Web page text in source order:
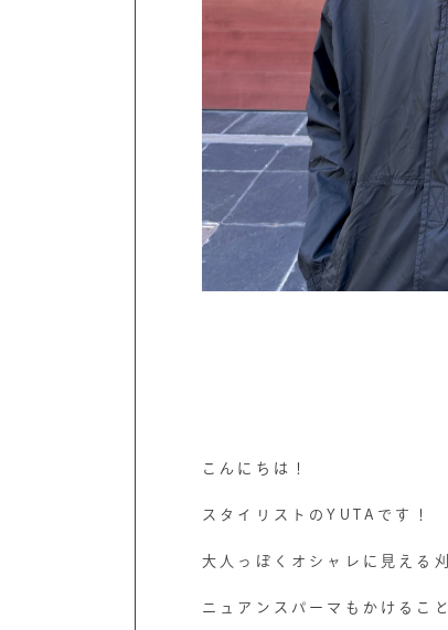
こんにちは！
スタイリストのYUTAです！
大人っぽくオシャレに見える
ニュアンスパーマもかけるこ